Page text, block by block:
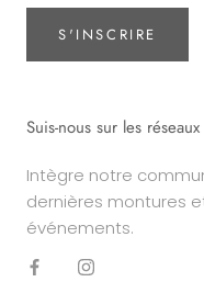
S'INSCRIRE
Suis-nous sur les réseaux
Intègre notre
dernières montures
événements.